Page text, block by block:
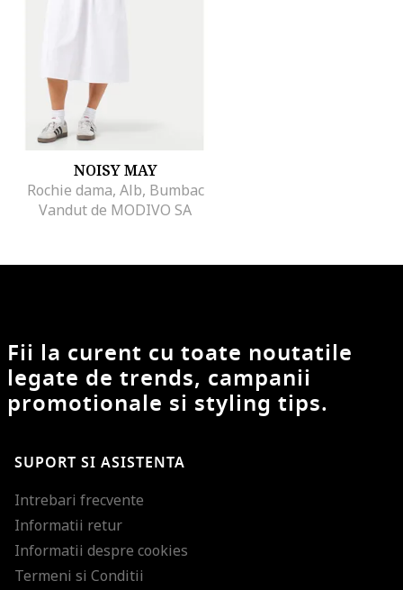
NOISY MAY
Rochie dama, Alb, Bumbac
Vandut de MODIVO SA
Fii la curent cu toate noutatile
legate de trends, campanii
promotionale si styling tips.
SUPORT SI ASISTENTA
Intrebari frecvente
Informatii retur
Informatii despre cookies
Termeni si Conditii